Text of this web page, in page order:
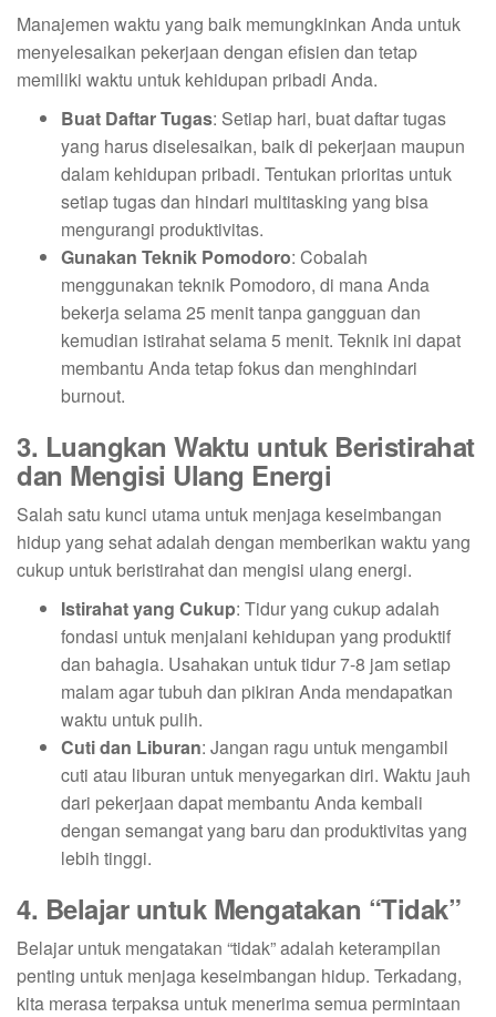
Manajemen waktu yang baik memungkinkan Anda untuk
menyelesaikan pekerjaan dengan efisien dan tetap
memiliki waktu untuk kehidupan pribadi Anda.
Buat Daftar Tugas: Setiap hari, buat daftar tugas
yang harus diselesaikan, baik di pekerjaan maupun
dalam kehidupan pribadi. Tentukan prioritas untuk
setiap tugas dan hindari multitasking yang bisa
mengurangi produktivitas.
Gunakan Teknik Pomodoro: Cobalah
menggunakan teknik Pomodoro, di mana Anda
bekerja selama 25 menit tanpa gangguan dan
kemudian istirahat selama 5 menit. Teknik ini dapat
membantu Anda tetap fokus dan menghindari
burnout.
3. Luangkan Waktu untuk Beristirahat
dan Mengisi Ulang Energi
Salah satu kunci utama untuk menjaga keseimbangan
hidup yang sehat adalah dengan memberikan waktu yang
cukup untuk beristirahat dan mengisi ulang energi.
Istirahat yang Cukup: Tidur yang cukup adalah
fondasi untuk menjalani kehidupan yang produktif
dan bahagia. Usahakan untuk tidur 7-8 jam setiap
malam agar tubuh dan pikiran Anda mendapatkan
waktu untuk pulih.
Cuti dan Liburan: Jangan ragu untuk mengambil
cuti atau liburan untuk menyegarkan diri. Waktu jauh
dari pekerjaan dapat membantu Anda kembali
dengan semangat yang baru dan produktivitas yang
lebih tinggi.
4. Belajar untuk Mengatakan “Tidak”
Belajar untuk mengatakan “tidak” adalah keterampilan
penting untuk menjaga keseimbangan hidup. Terkadang,
kita merasa terpaksa untuk menerima semua permintaan